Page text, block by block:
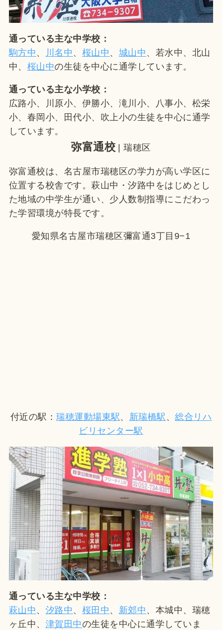
通っている主な中学校：
駒方中 、 川名中 、 桜山中 、 城山中 、若水中、北山
中、 桜山中の生徒を中心に通学しています。
通っている主な小学校：
広路小、川原小、伊勝小、滝川小、八事小、松栄
小、春岡小、田代小、吹上小の生徒を中心に通学
しています。
弥富通校 | 瑞穂区
弥富通校は、名古屋市瑞穂区の学力が高い学区に
位置する校舎です。萩山中・汐路中をはじめとし
た地域の中学生が通い、少人数制指導にこだわっ
た学習環境が特長です。
愛知県名古屋市瑞穂区彌富通3丁目9−1
付近の駅：瑞穂運動場東駅 、 新瑞橋駅 、総合リハ
ビリセンター駅
通っている主な中学校：
萩山中 、 汐路中 、 桜田中 、 新郊中 、本城中、瑞穂
ヶ丘中、 津賀田中の生徒を中心に通学していま